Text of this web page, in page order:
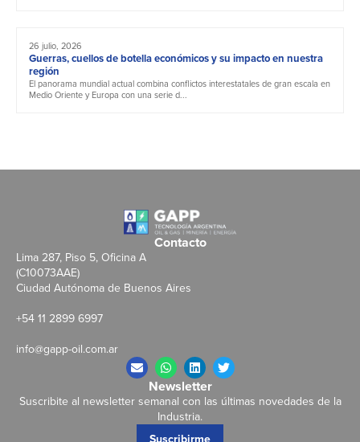
26 julio, 2026
Guerras, cuellos de botella económicos y su impacto en nuestra
región
El panorama mundial actual combina conflictos interestatales de gran escala en
Medio Oriente y Europa con una serie d...
Contacto
Lima 287, Piso 5, Oficina A
(C10073AAE)
Ciudad Autónoma de Buenos Aires
+54 11 2899 6997
info@gapp-oil.com.ar
Newsletter
Suscribite al newsletter semanal con las últimas novedades de la
Industria.